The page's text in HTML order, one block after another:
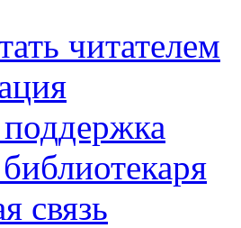
читателем
связь